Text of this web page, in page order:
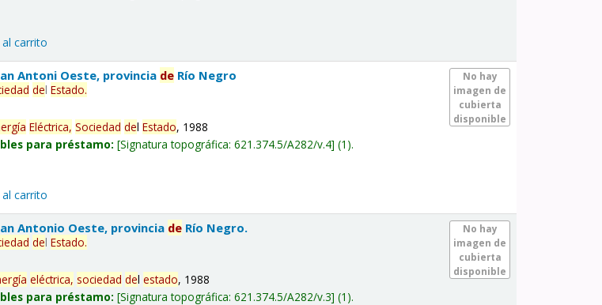
carrito
No hay
imagen de
cubierta
disponible
Antoni Oeste, provincia de Río Negro
delEstado.
Eléctrica, Sociedad delEstado, 1988
para préstamo: Signatura topográfica:621.374.5/A282/v.4 (1).
carrito
No hay
imagen de
cubierta
disponible
Antonio Oeste, provincia de Río Negro.
delEstado.
eléctrica, sociedad delestado, 1988
para préstamo: Signatura topográfica:621.374.5/A282/v.3 (1).